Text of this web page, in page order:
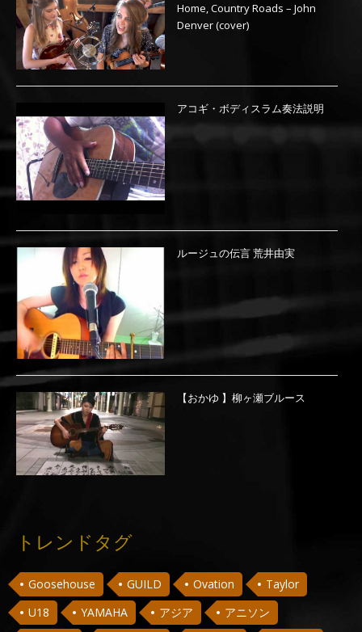
Home, Country Roads – John
Denver (cover)
アコギ・ボディスラム奏法説明
ルージュの伝言 荒井由実
【おかゆ 】柳ヶ瀬ブルース
トレンドタグ
Goosehouse GUILD Ovation
Taylor
U18
YAMAHA アジア
アニソン